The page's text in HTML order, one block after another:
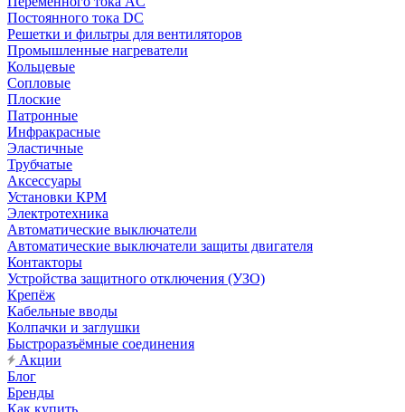
Постоянного тока DC
Решетки и фильтры для вентиляторов
Промышленные нагреватели
Кольцевые
Сопловые
Плоские
Патронные
Инфракрасные
Эластичные
Трубчатые
Аксессуары
Установки КРМ
Электротехника
Автоматические выключатели
Автоматические выключатели защиты двигателя
Контакторы
Устройства защитного отключения (УЗО)
Крепёж
Кабельные вводы
Колпачки и заглушки
Быстроразъёмные соединения
Акции
Блог
Бренды
Как купить